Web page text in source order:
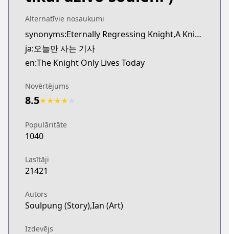
https://www.webtoons.com/en/fantasy/the-
Naver Webtoon
Naver Webtoon
https://comic.naver.com/webtoon/
Naver Series
https://series.naver.com/comic/
Alternatīvie nosaukumi
synonyms:Eternally Regressing Knight,A Knight Who Eternally Regresses,Oneul-man Saneun Gisa
ja:오늘만 사는 기사
en:The Knight Only Lives Today
Novērtējums
8.5★★★★
Populāritāte
1040
Lasītāji
21421
Autors
Soulpung (Story),Ian (Art)
Izdevējs